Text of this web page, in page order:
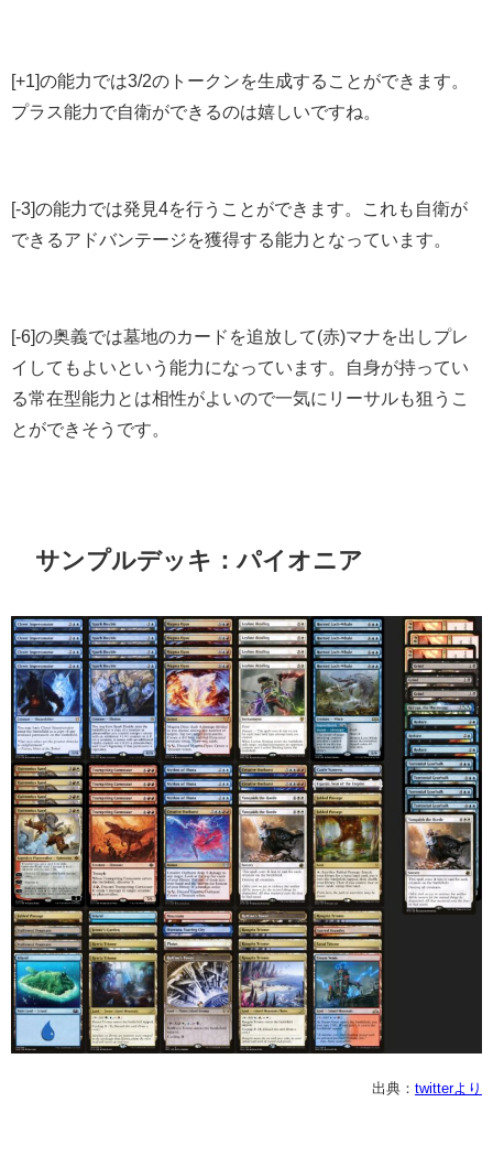
[+1]の能力では3/2のトークンを生成することができます。
プラス能力で自衛ができるのは嬉しいですね。
[-3]の能力では発見4を行うことができます。これも自衛が
できるアドバンテージを獲得する能力となっています。
[-6]の奥義では墓地のカードを追放して(赤)マナを出しプレ
イしてもよいという能力になっています。自身が持ってい
る常在型能力とは相性がよいので一気にリーサルも狙うこ
とができそうです。
サンプルデッキ：パイオニア
出典： twitterより